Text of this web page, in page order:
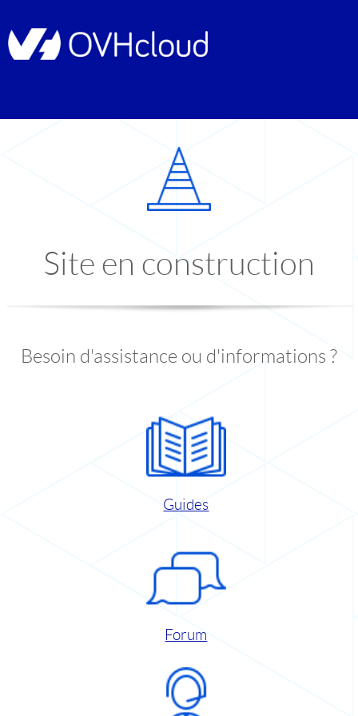
Site en construction
Besoin d'assistance ou d'informations ?
Guides
Forum